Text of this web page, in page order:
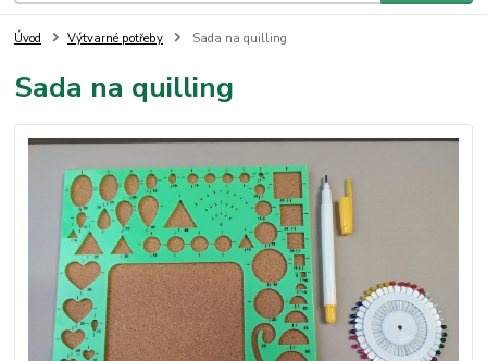
Úvod Výtvarné potřeby Sada na quilling
Sada na quilling